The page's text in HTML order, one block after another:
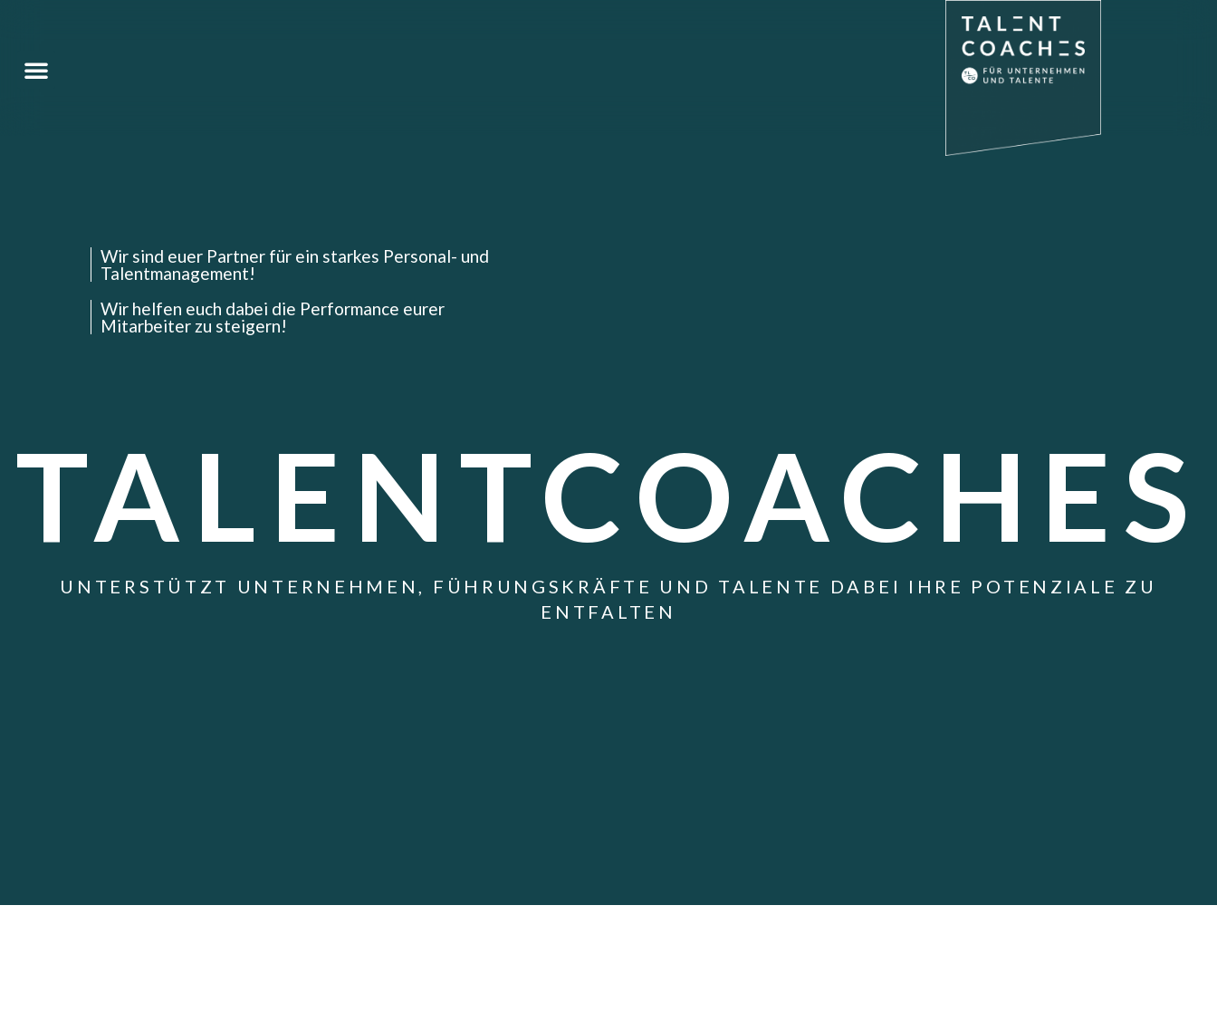
Wir sind euer Partner für ein starkes Personal- und
Talentmanagement!
Wir helfen euch dabei die Performance eurer
Mitarbeiter zu steigern!
TALENTCOACHES
UNTERSTÜTZT UNTERNEHMEN, FÜHRUNGSKRÄFTE UND TALENTE DABEI IHRE POTENZIALE ZU
ENTFALTEN